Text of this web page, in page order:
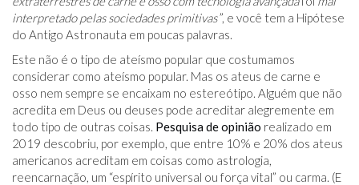
interpretado pelas sociedades primitivas”, e você tem a Hipótese
do Antigo Astronauta em poucas palavras.
Este não é o tipo de ateísmo popular que costumamos
considerar como ateísmo popular. Mas os ateus de carne e
osso nem sempre se encaixam no estereótipo. Alguém que não
acredita em Deus ou deuses pode acreditar alegremente em
todo tipo de outras coisas. Pesquisa de opinião realizado em
2019 descobriu, por exemplo, que entre 10% e 20% dos ateus
americanos acreditam em coisas como astrologia,
reencarnação, um “espírito universal ou força vital” ou carma. (E